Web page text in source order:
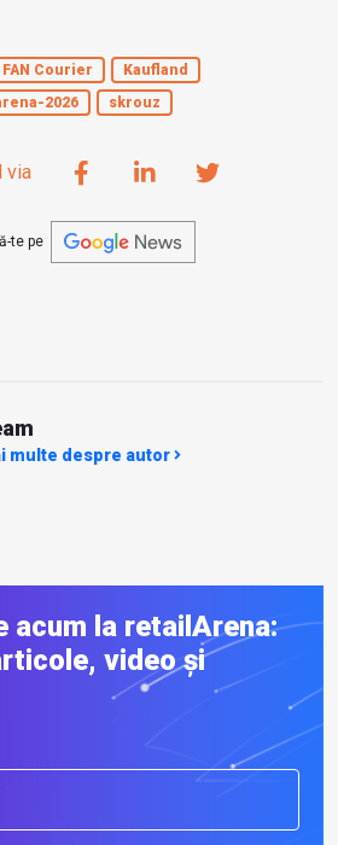
FAN Courier
Kaufland
2026 skrouz
via
te pe
multe despre autor
acum la retailArena:
video și